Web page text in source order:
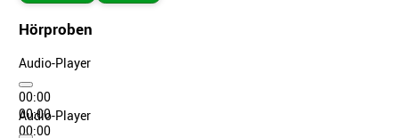
Hörproben
Audio-Player
00:00
00:00
00:00
Audio-Player